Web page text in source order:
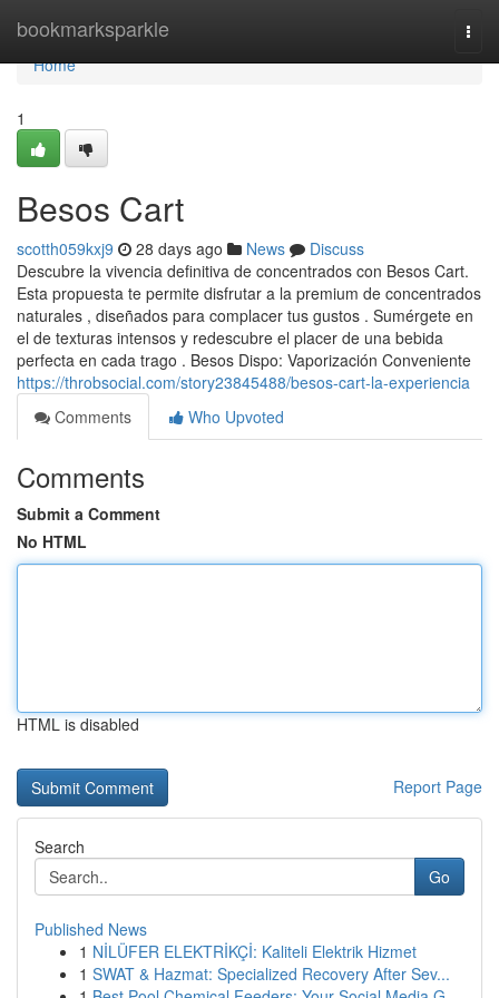
bookmarksparkle
Home
Home
1
Besos Cart
scotth059kxj9 28 days ago News
Discuss
Descubre la vivencia definitiva de concentrados con Besos Cart.
Esta propuesta te permite disfrutar a la premium de concentrados
naturales , diseñados para complacer tus gustos . Sumérgete en
el de texturas intensos y redescubre el placer de una bebida
perfecta en cada trago . Besos Dispo: Vaporización Conveniente
https://throbsocial.com/story23845488/besos-cart-la-experiencia
Comments
Who Upvoted
Comments
Submit a Comment
No HTML
HTML is disabled
Report Page
Search
Go
Published News
1 NİLÜFER ELEKTRİKÇİ: Kaliteli Elektrik Hizmet
1 SWAT & Hazmat: Specialized Recovery After Sev...